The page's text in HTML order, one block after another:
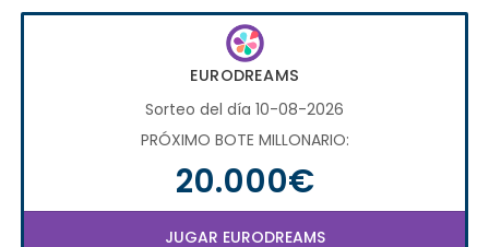
EURODREAMS
Sorteo del día 10-08-2026
PRÓXIMO BOTE MILLONARIO:
20.000€
JUGAR EURODREAMS